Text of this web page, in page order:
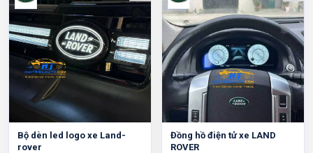
Bộ dèn led logo xe Land-
rover
Đồng hồ điện tử xe LAND
ROVER